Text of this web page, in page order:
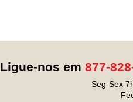
Ligue-nos em 877-
Seg-Sex